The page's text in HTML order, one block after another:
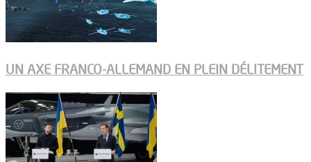
UN AXE FRANCO-ALLEMAND EN PLEIN DÉLITEMENT